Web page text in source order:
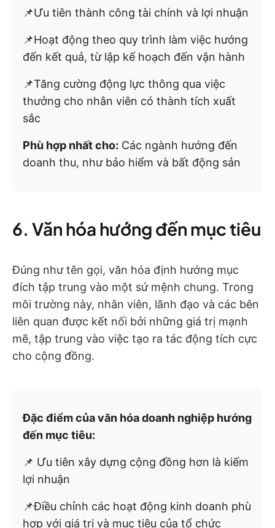
📌Ưu tiên thành công tài chính và lợi nhuận
📌Hoạt động theo quy trình làm việc hướng
đến kết quả, từ lập kế hoạch đến vận hành
📌Tăng cường động lực thông qua việc
thưởng cho nhân viên có thành tích xuất
sắc
Phù hợp nhất cho: Các ngành hướng đến
doanh thu, như bảo hiểm và bất động sản
6. Văn hóa hướng đến mục tiêu
Đúng như tên gọi, văn hóa định hướng mục
đích tập trung vào một sứ mệnh chung. Trong
môi trường này, nhân viên, lãnh đạo và các bên
liên quan được kết nối bởi những giá trị mạnh
mẽ, tập trung vào việc tạo ra tác động tích cực
cho cộng đồng.
Đặc điểm của văn hóa doanh nghiệp hướng
đến mục tiêu:
📌 Ưu tiên xây dựng cộng đồng hơn là kiếm
lợi nhuận
📌Điều chỉnh các hoạt động kinh doanh phù
hợp với giá trị và mục tiêu của tổ chức